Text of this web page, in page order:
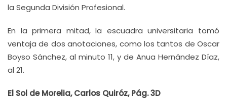
la Segunda División Profesional.
En la primera mitad, la escuadra universitaria tomó
ventaja de dos anotaciones, como los tantos de Oscar
Boyso Sánchez, al minuto 11, y de Anua Hernández Díaz,
al 21.
El Sol de Morelia, Carlos Quiróz, Pág. 3D